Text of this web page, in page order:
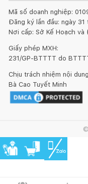
Sofa Toron được chú
đã sử dụng chất liệu
đảm bảo độ êm giống
Mã số doanh nghiệp:
Đăng ký lần đầu: ngày 31
Nơi cấp: Sở Kế Hoạch và
Giấy phép MXH:
231/GP-BTTTT do
Chịu trách nhiệm nội
Bà Cao Tuyết Minh